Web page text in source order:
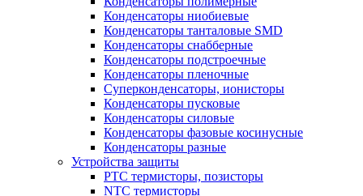
Конденсаторы ниобиевые
Конденсаторы танталовые SMD
Конденсаторы снабберные
Конденсаторы подстроечные
Конденсаторы пленочные
Суперконденсаторы, ионисторы
Конденсаторы пусковые
Конденсаторы силовые
Конденсаторы фазовые косинусные
Конденсаторы разные
Устройства защиты
PTC термисторы, позисторы
NTC термисторы